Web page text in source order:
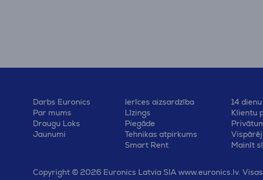
Darbs Euronics
Par mums
Draugu Loks
Jaunumi
Ierīces aizsardzība
Līzings
Piegāde
Tehnikas atpirkums
Smart Rent
14
Klientu
Mainīt
Copyright © 2026 Euronics Latvia SIA www.euronics.lv.